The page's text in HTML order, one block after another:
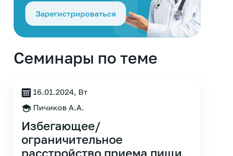
Зарегистрироваться
Семинары по теме
16.01.2024, Вт
Пичиков А.А.
Избегающее/
ограничительное
расстройство приема пищи